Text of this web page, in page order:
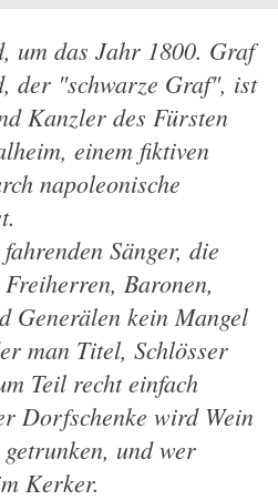
um das Jahr 1800. Graf
der "schwarze Graf", ist
Kanzler des Fürsten
einem fiktiven
napoleonische
Sänger, die
Baronen,
Generälen kein Mangel
man Titel, Schlösser
Teil recht einfach
Dorfschenke wird Wein
und wer
Kerker.